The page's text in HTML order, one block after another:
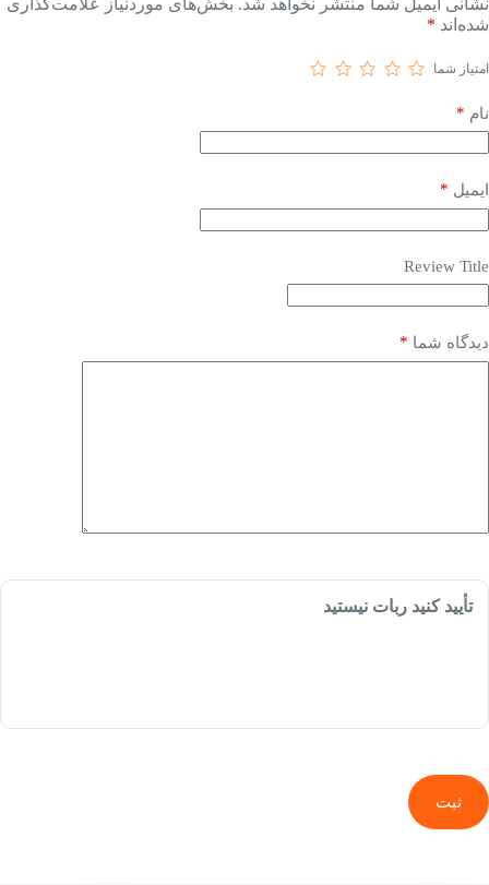
شده‌اند *
امتیاز شما
نام *
ایمیل *
Review Title
دیدگاه شما *
تأیید کنید ربات نیستید
ثبت